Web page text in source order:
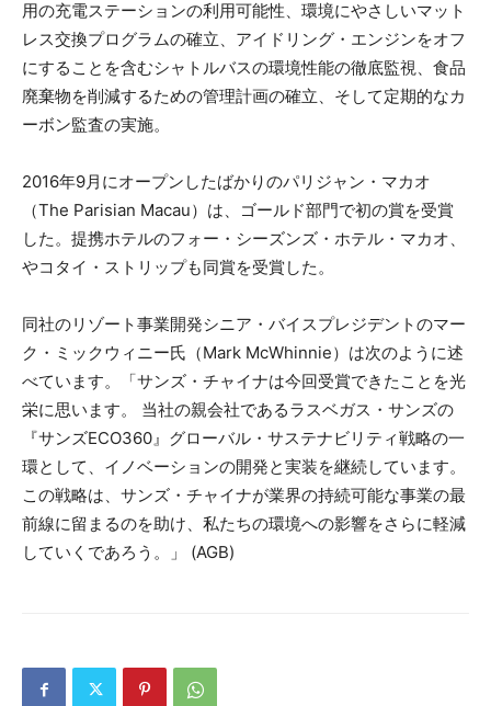
用の充電ステーションの利用可能性、環境にやさしいマット
レス交換プログラムの確立、アイドリング・エンジンをオフ
にすることを含むシャトルバスの環境性能の徹底監視、食品
廃棄物を削減するための管理計画の確立、そして定期的なカ
ーボン監査の実施。
2016年9月にオープンしたばかりのパリジャン・マカオ
（The Parisian Macau）は、ゴールド部門で初の賞を受賞
した。提携ホテルのフォー・シーズンズ・ホテル・マカオ、
やコタイ・ストリップも同賞を受賞した。
同社のリゾート事業開発シニア・バイスプレジデントのマー
ク・ミックウィニー氏（Mark McWhinnie）は次のように述
べています。「サンズ・チャイナは今回受賞できたことを光
栄に思います。 当社の親会社であるラスベガス・サンズの
『サンズECO360』グローバル・サステナビリティ戦略の一
環として、イノベーションの開発と実装を継続しています。
この戦略は、サンズ・チャイナが業界の持続可能な事業の最
前線に留まるのを助け、私たちの環境への影響をさらに軽減
していくであろう。」 (AGB)